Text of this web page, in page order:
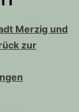
Merzig und
zur